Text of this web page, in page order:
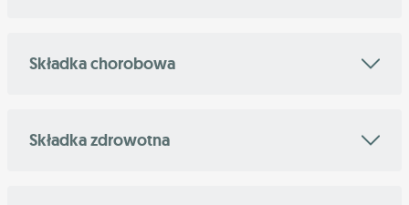
Składka chorobowa
Składka zdrowotna